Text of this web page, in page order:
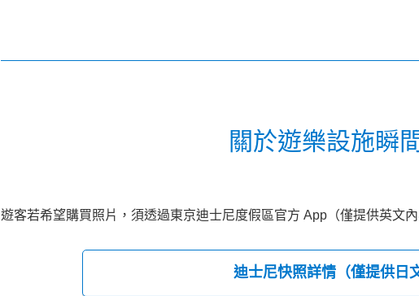
關於遊樂設施瞬
遊客若希望購買照片，須透過東京迪士尼度假區官方 App（僅提供英文內
迪士尼快照詳情（僅提供日